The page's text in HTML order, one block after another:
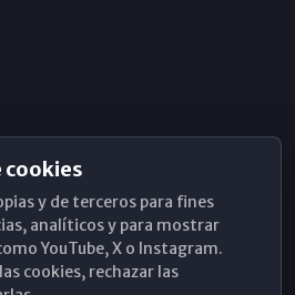
cookies
y de terceros para fines
analíticos y para mostrar
YouTube, X o Instagram.
cookies, rechazar las